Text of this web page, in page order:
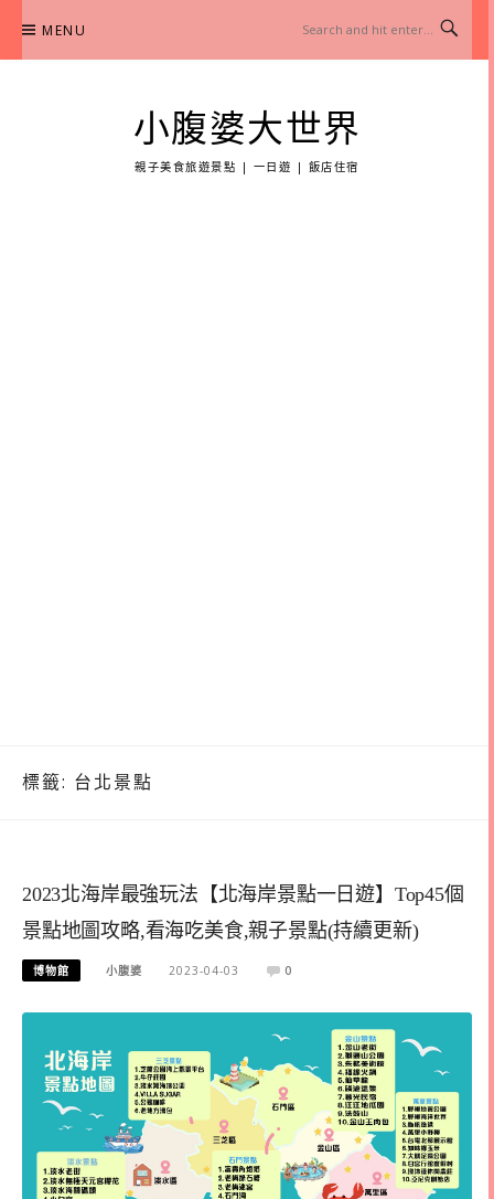
content
MENU
小腹婆大世界
親子美食旅遊景點 | 一日遊 | 飯店住宿
標籤: 台北景點
2023北海岸最強玩法【北海岸景點一日遊】Top45個
景點地圖攻略,看海吃美食,親子景點(持續更新)
博物館 小腹婆 2023-04-03 0